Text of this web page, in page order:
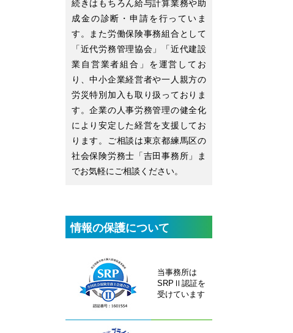
続きはもちろん給与計算業務や助
成金の診断・申請を行っていま
す。また労働保険事務組合として
「近代労務管理協会」「近代建設
業自営業者組合」を運営してお
り、中小企業経営者や一人親方の
労災特別加入も取り扱っておりま
す。企業の人事労務管理の健全化
により安定した経営を支援してお
ります。ご相談は東京都練馬区の
社会保険労務士「吉田事務所」ま
でお気軽にご相談ください。
情報の保護について
当事務所は
SRPⅡ認証を
受けています